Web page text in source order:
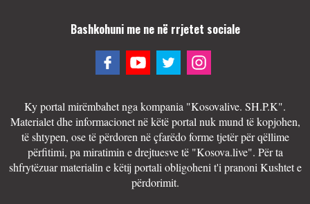
Bashkohuni me ne në rrjetet sociale
Ky portal mirëmbahet nga kompania "Kosovalive. SH.P.K".
Materialet dhe informacionet në këtë portal nuk mund të kopjohen,
të shtypen, ose të përdoren në çfarëdo forme tjetër për qëllime
përfitimi, pa miratimin e drejtuesve të "Kosova.live". Për ta
shfrytëzuar materialin e këtij portali obligoheni t'i pranoni Kushtet e
përdorimit.